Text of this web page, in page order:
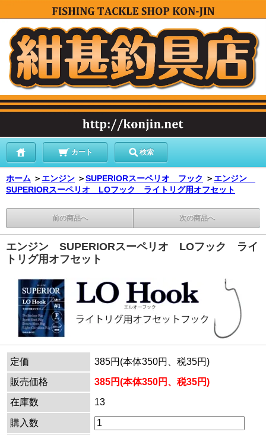
カート 検索
ホーム ＞ エンジン ＞SUPERIORスーペリオ フック ＞ エンジン
SUPERIORスーペリオ LOフック ライトリグ用オフセット
前の商品へ 次の商品へ
エンジン SUPERIORスーペリオ LOフック ライ
トリグ用オフセット
定価
385円(本体350円、税35円)
販売価格
385円(本体350円、税35円)
在庫数
13
購入数